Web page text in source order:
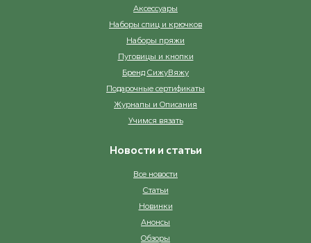
Аксессуары
Наборы спиц и крючков
Наборы пряжи
Пуговицы и кнопки
Бренд СижуВяжу
Подарочные сертификаты
Журналы и Описания
Учимся вязать
Новости и статьи
Все новости
Статьи
Новинки
Анонсы
Обзоры